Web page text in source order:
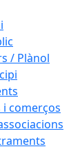
/ Plànol
i comerços